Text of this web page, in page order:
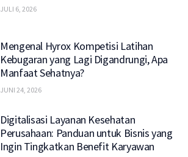
JULI 6, 2026
Mengenal Hyrox Kompetisi Latihan
Kebugaran yang Lagi Digandrungi, Apa
Manfaat Sehatnya?
JUNI 24, 2026
Digitalisasi Layanan Kesehatan
Perusahaan: Panduan untuk Bisnis yang
Ingin Tingkatkan Benefit Karyawan